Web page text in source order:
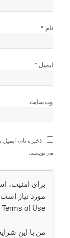
نام *
ایمیل *
وب‌سایت
ذخیره نام،
می‌نویسم.
مورد نیاز
Terms of Use
من با این